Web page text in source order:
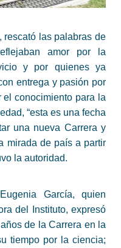
rescató las palabras de
amor por la
y por quienes ya
entrega y pasión por
conocimiento para la
“esta es una fecha
una nueva Carrera y
mirada de país a partir
la autoridad.
García, quien
del Instituto, expresó
de la Carrera en la
tiempo por la ciencia;